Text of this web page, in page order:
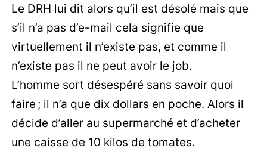
Le DRH lui dit alors qu’il est désolé mais que
s’il n’a pas d’e-mail cela signifie que
virtuellement il n’existe pas, et comme il
n’existe pas il ne peut avoir le job.
L’homme sort désespéré sans savoir quoi
faire ; il n’a que dix dollars en poche. Alors il
décide d’aller au supermarché et d’acheter
une caisse de 10 kilos de tomates.